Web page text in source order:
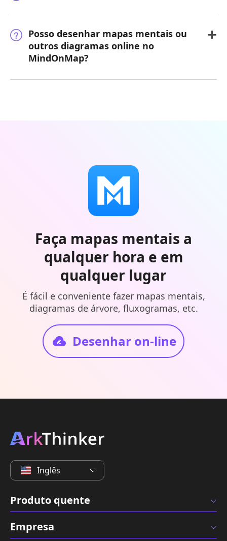
Posso desenhar mapas mentais ou
outros diagramas online no
MindOnMap?
Faça mapas mentais a
qualquer hora e em
qualquer lugar
É fácil e conveniente fazer mapas mentais,
diagramas de árvore, fluxogramas, etc.
Desenhar on-line
Inglês
Produto quente
Empresa